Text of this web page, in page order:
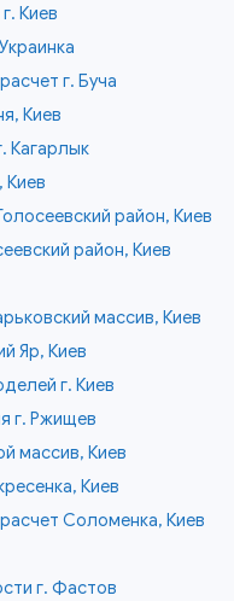
Киев
г. Буча
Киев
Кагарлык
Киев
район, Киев
район, Киев
массив, Киев
Яр, Киев
г. Киев
г. Ржищев
массив, Киев
Киев
Соломенка, Киев
г. Фастов